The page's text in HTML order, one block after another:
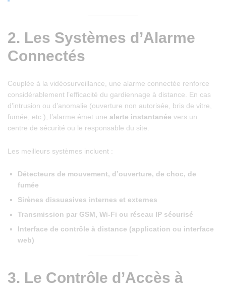
2. Les Systèmes d’Alarme
Connectés
Couplée à la vidéosurveillance, une alarme connectée renforce
considérablement l’efficacité du gardiennage à distance. En cas
d’intrusion ou d’anomalie (ouverture non autorisée, bris de vitre,
fumée, etc.), l’alarme émet une alerte instantanée vers un
centre de sécurité ou le responsable du site.
Les meilleurs systèmes incluent :
Détecteurs de mouvement, d’ouverture, de choc, de
fumée
Sirènes dissuasives internes et externes
Transmission par GSM, Wi-Fi ou réseau IP sécurisé
Interface de contrôle à distance (application ou interface
web)
3. Le Contrôle d’Accès à